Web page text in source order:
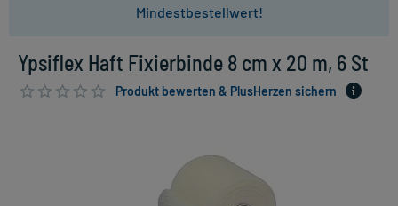
Mindestbestellwert!
Ypsiflex Haft Fixierbinde 8 cm x 20 m, 6 St
Produkt bewerten & PlusHerzen sichern